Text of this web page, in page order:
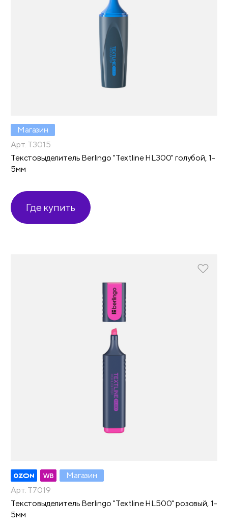
Магазин
Арт. T3015
Текстовыделитель Berlingo "Textline HL300" голубой, 1-
5мм
Где купить
Магазин
Арт. T7019
Текстовыделитель Berlingo "Textline HL500" розовый, 1-
5мм